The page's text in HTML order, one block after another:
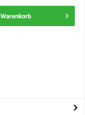
Warenkorb